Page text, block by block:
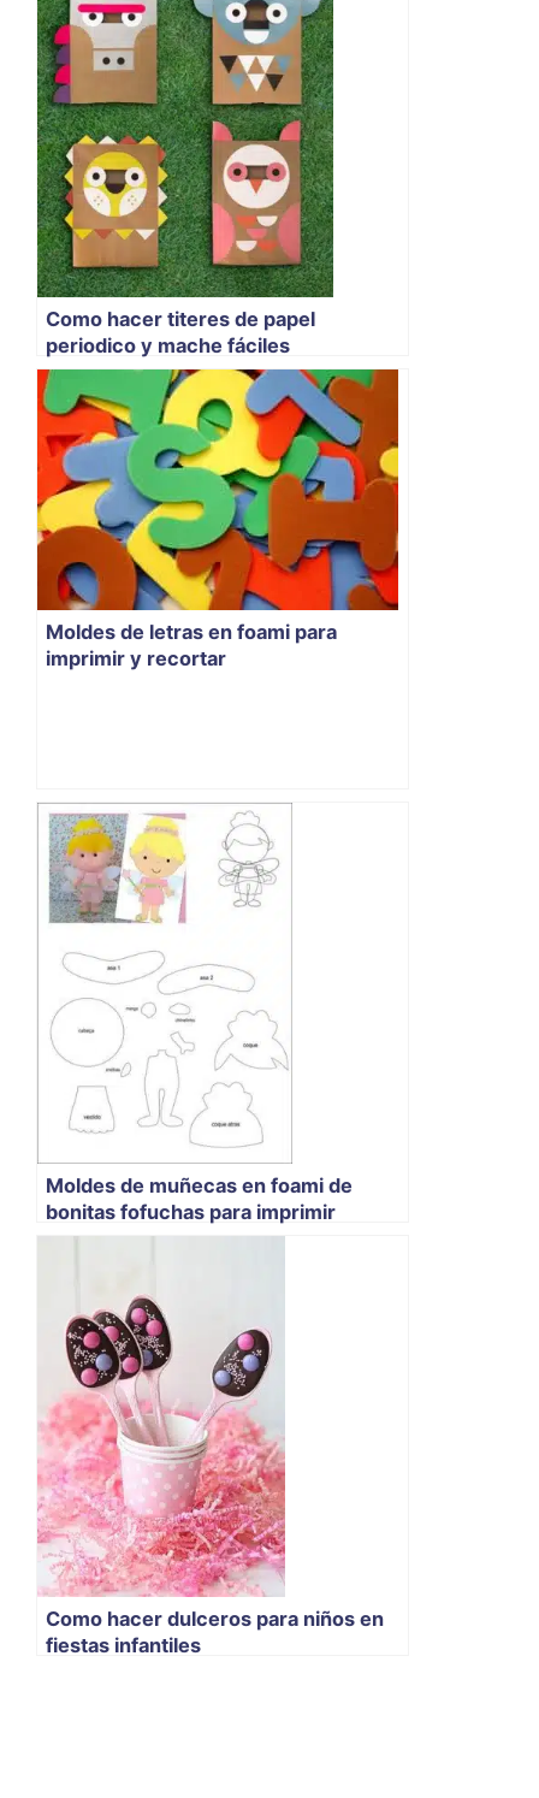
Como hacer titeres de papel
periodico y mache fáciles
Moldes de letras en foami para
imprimir y recortar
Moldes de muñecas en foami de
bonitas fofuchas para imprimir
Como hacer dulceros para niños en
fiestas infantiles